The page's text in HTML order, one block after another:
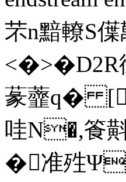
芣n黯轑S
<�>�D2R
蒃虀q�
哇N�,篒
�准殅